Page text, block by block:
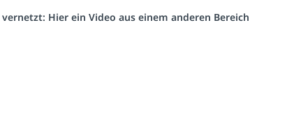
Hier ein Video aus einem anderen Bereich